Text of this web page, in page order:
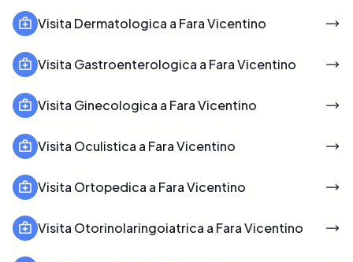
Visita Dermatologica a Fara Vicentino
Visita Gastroenterologica a Fara Vicentino
Visita Ginecologica a Fara Vicentino
Visita Oculistica a Fara Vicentino
Visita Ortopedica a Fara Vicentino
Visita Otorinolaringoiatrica a Fara Vicentino